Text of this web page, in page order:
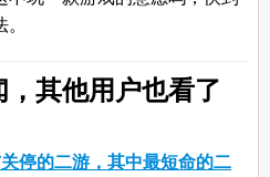
其他用户也看了
停的二游，其中最短命的二